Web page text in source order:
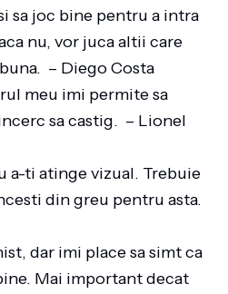
sa joc bine pentru a intra
nu, vor juca altii care
– Diego Costa
meu imi permite sa
sa castig. – Lionel
a-ti atinge vizual. Trebuie
din greu pentru asta.
dar imi place sa simt ca
Mai important decat